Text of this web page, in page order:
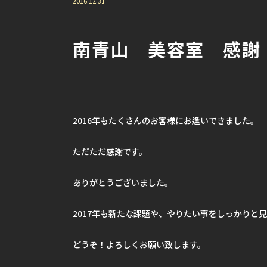
南青山 美容室 感謝
2016年もたくさんのお客様にお逢いできました。
ただただ感謝です。
ありがとうございました。
2017年も新たな課題や、やりたい事をしっかりと見
どうぞ！よろしくお願い致します。